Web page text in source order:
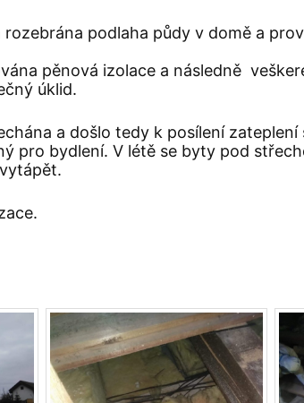
podlaha půdy v domě a
pěnová izolace a následně
úklid.
a došlo tedy k posílení
pro bydlení. V létě se byty pod